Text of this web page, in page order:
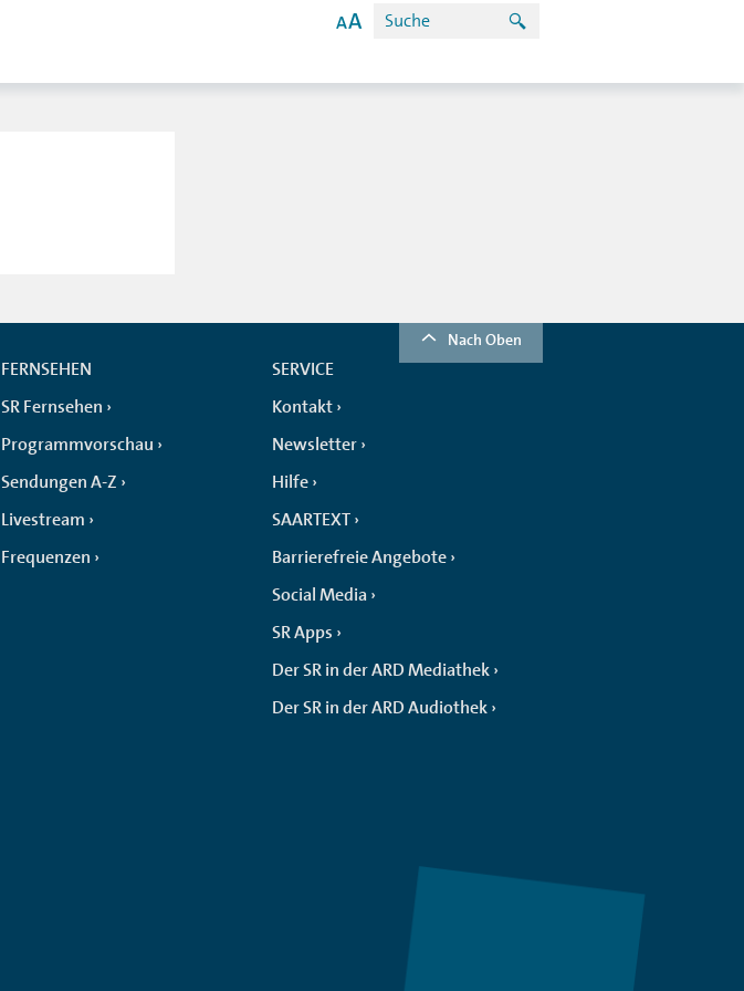
Nach Oben
FERNSEHEN
SR Fernsehen
Programmvorschau
Sendungen A-Z
Livestream
Frequenzen
SERVICE
Kontakt
Newsletter
Hilfe
SAARTEXT
Barrierefreie Angebote
Social Media
SR Apps
Der SR in der ARD Mediathek
Der SR in der ARD Audiothek